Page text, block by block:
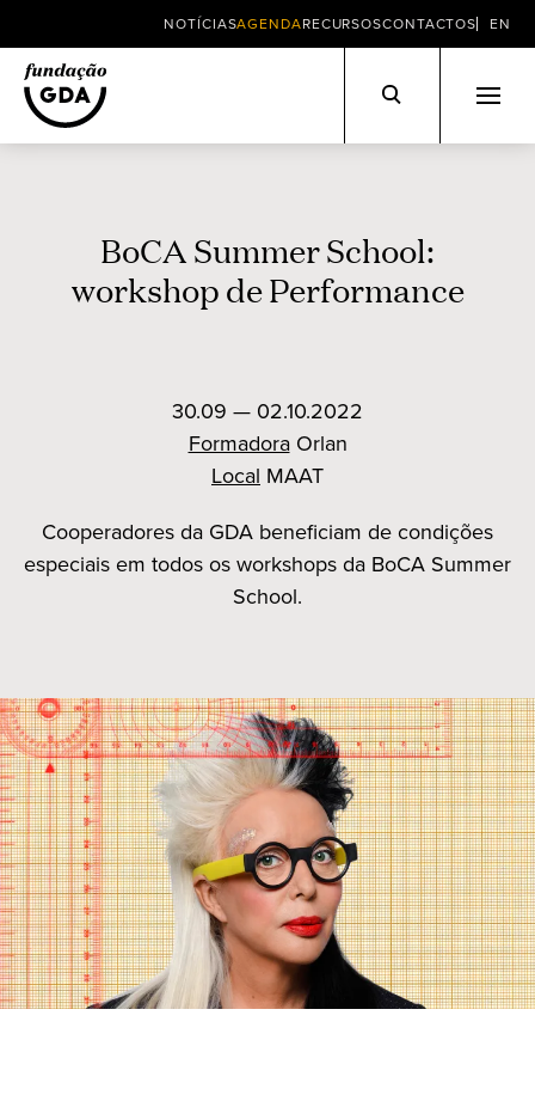
NOTÍCIASAGENDARECURSOSCONTACTOS EN
BoCA Summer School:
workshop de Performance
30.09 — 02.10.2022
FormadoraOrlan
Local MAAT
Cooperadores da GDA beneficiam de condições
especiais em todos os workshops da BoCA Summer
School.